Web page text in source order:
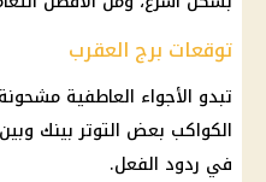
توقعات برج العقرب
تبدو الأجواء العاطفية
الكواكب بعض التوتر بينك
في ردود الفعل.